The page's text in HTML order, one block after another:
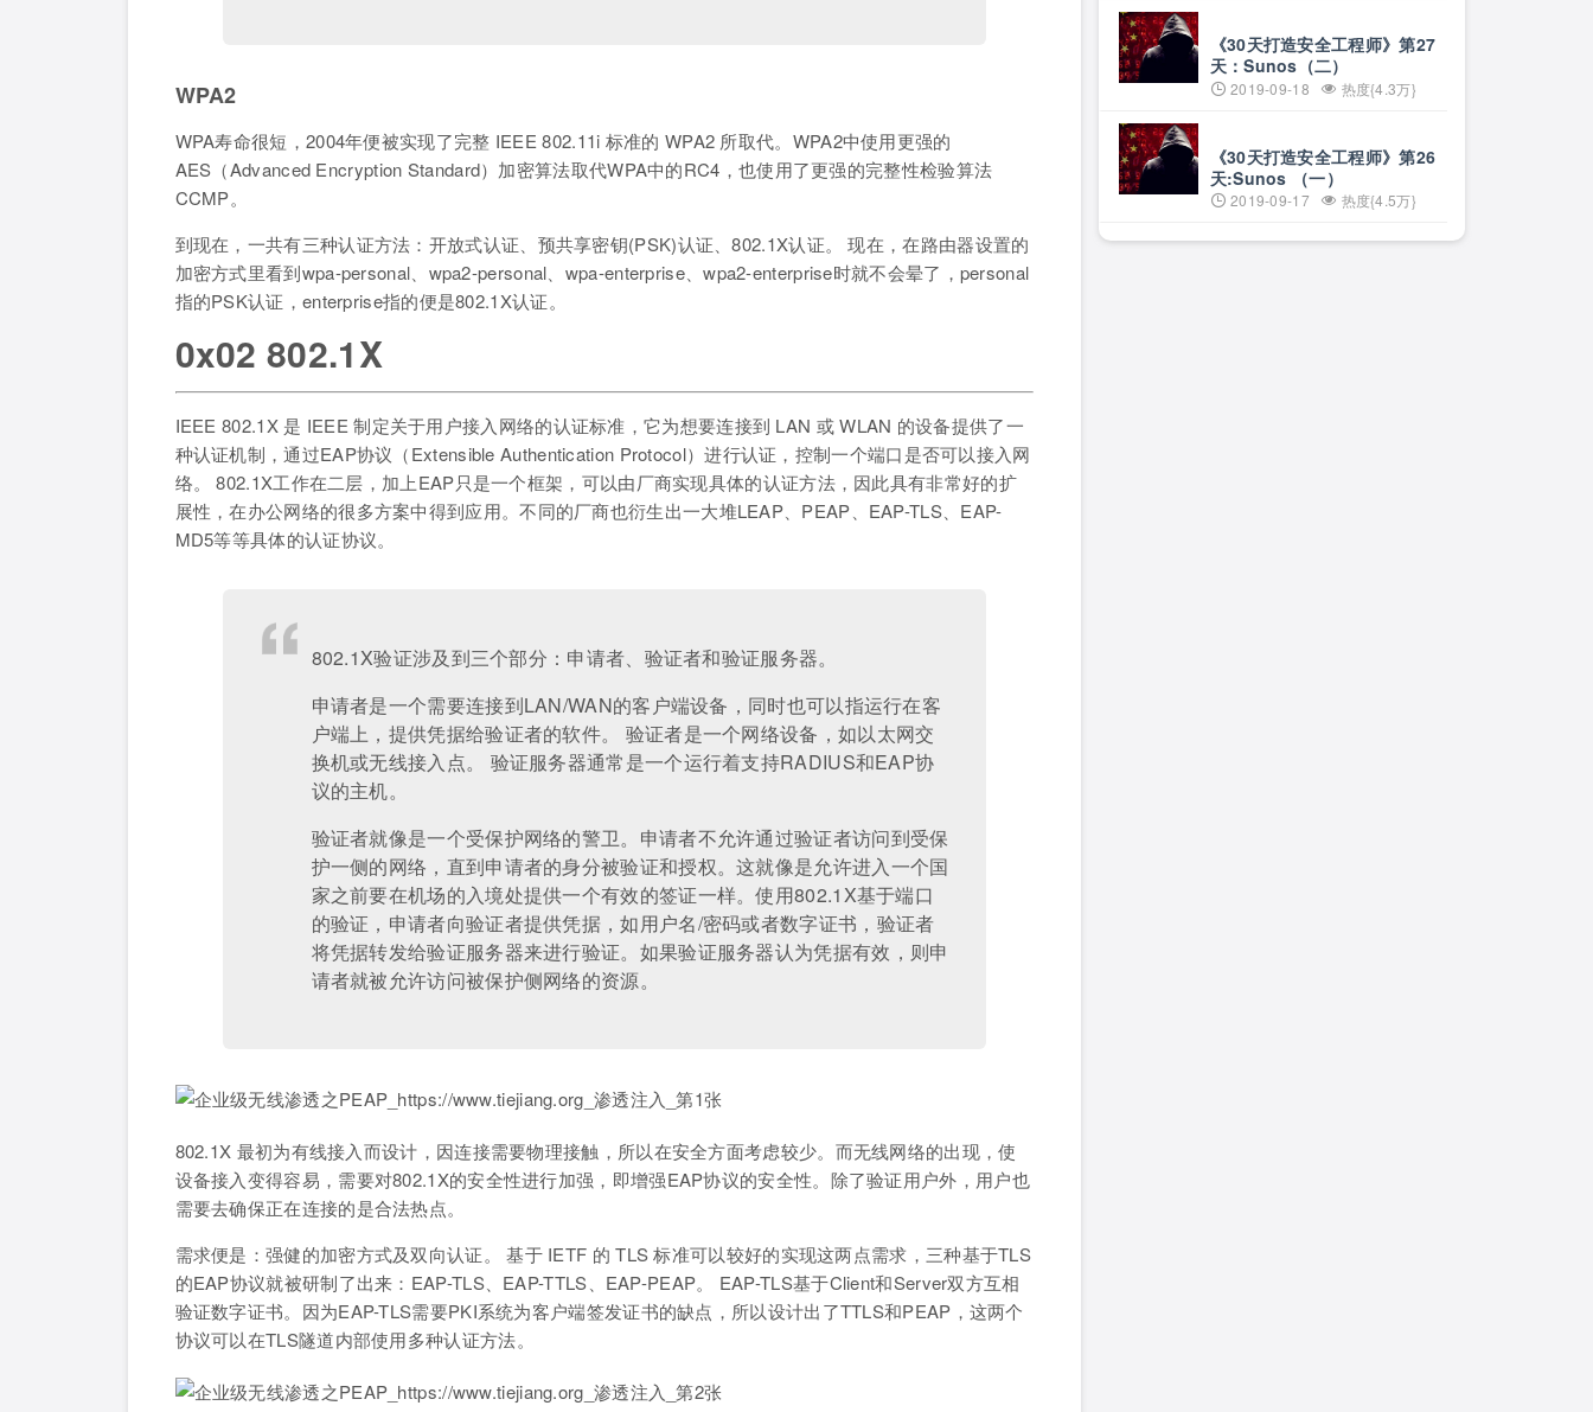
WPA2
WPA寿命很短，2004年便被实现了完整 IEEE 802.11i 标准的 WPA2 所取代。WPA2中使用更强的
AES（Advanced Encryption Standard）加密算法取代WPA中的RC4，也使用了更强的完整性检验算法
CCMP。
到现在，一共有三种认证方法：开放式认证、预共享密钥(PSK)认证、802.1X认证。 现在，在路由器设置的
加密方式里看到wpa-personal、wpa2-personal、wpa-enterprise、wpa2-enterprise时就不会晕了，personal
指的PSK认证，enterprise指的便是802.1X认证。
0x02 802.1X
IEEE 802.1X 是 IEEE 制定关于用户接入网络的认证标准，它为想要连接到 LAN 或 WLAN 的设备提供了一
种认证机制，通过EAP协议（Extensible Authentication Protocol）进行认证，控制一个端口是否可以接入网
络。 802.1X工作在二层，加上EAP只是一个框架，可以由厂商实现具体的认证方法，因此具有非常好的扩
展性，在办公网络的很多方案中得到应用。不同的厂商也衍生出一大堆LEAP、PEAP、EAP-TLS、EAP-
MD5等等具体的认证协议。
802.1X验证涉及到三个部分：申请者、验证者和验证服务器。
申请者是一个需要连接到LAN/WAN的客户端设备，同时也可以指运行在客
户端上，提供凭据给验证者的软件。 验证者是一个网络设备，如以太网交
换机或无线接入点。 验证服务器通常是一个运行着支持RADIUS和EAP协
议的主机。
验证者就像是一个受保护网络的警卫。申请者不允许通过验证者访问到受保
护一侧的网络，直到申请者的身分被验证和授权。这就像是允许进入一个国
家之前要在机场的入境处提供一个有效的签证一样。使用802.1X基于端口
的验证，申请者向验证者提供凭据，如用户名/密码或者数字证书，验证者
将凭据转发给验证服务器来进行验证。如果验证服务器认为凭据有效，则申
请者就被允许访问被保护侧网络的资源。
802.1X 最初为有线接入而设计，因连接需要物理接触，所以在安全方面考虑较少。而无线网络的出现，使
设备接入变得容易，需要对802.1X的安全性进行加强，即增强EAP协议的安全性。除了验证用户外，用户也
需要去确保正在连接的是合法热点。
需求便是：强健的加密方式及双向认证。 基于 IETF 的 TLS 标准可以较好的实现这两点需求，三种基于TLS
的EAP协议就被研制了出来：EAP-TLS、EAP-TTLS、EAP-PEAP。 EAP-TLS基于Client和Server双方互相
验证数字证书。因为EAP-TLS需要PKI系统为客户端签发证书的缺点，所以设计出了TTLS和PEAP，这两个
协议可以在TLS隧道内部使用多种认证方法。
《30天打造安全工程师》第27
天：Sunos（二）
2019-09-18 热度{4.3万}
《30天打造安全工程师》第26
天:Sunos （一）
2019-09-17 热度{4.5万}